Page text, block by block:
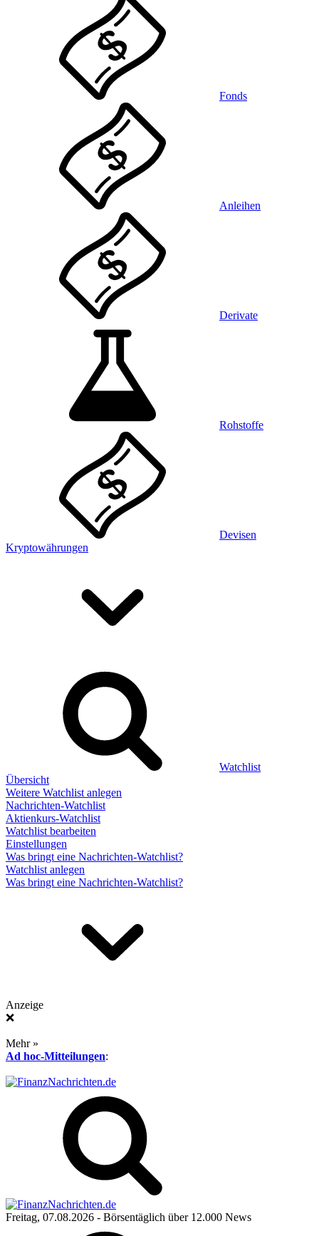
Fonds
Anleihen
Derivate
Rohstoffe
Devisen
Kryptowährungen
Watchlist
Übersicht
Weitere Watchlist anlegen
Nachrichten-Watchlist
Aktienkurs-Watchlist
Watchlist bearbeiten
Einstellungen
Was bringt eine Nachrichten-Watchlist?
Watchlist anlegen
Was bringt eine Nachrichten-Watchlist?
Anzeige
❌
Mehr »
Ad hoc-Mitteilungen:
Freitag, 07.08.2026 - Börsentäglich über 12.000 News